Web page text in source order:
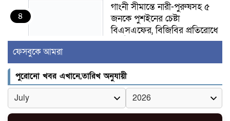
৪
গাংনী সীমান্তে নারী-পুরুষসহ ৫
জনকে পুশইনের চেষ্টা
বিএসএফের, বিজিবির প্রতিরোধে
ব্যর্থ
৫
ইবির জুলাই-৩৬ হলে
রুমমেটদের গোপন ছবি প্রেমিকের
কাছে পাঠানোর অভিযোগ, ক্ষোভ
ও আতঙ্ক শিক্ষার্থীদের
ফেসবুকে আমরা
পুরোনো খবর এখানে,তারিখ অনুযায়ী